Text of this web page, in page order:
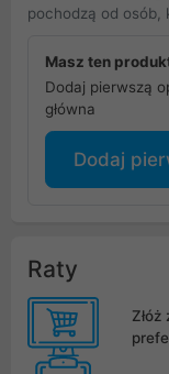
pochodzą od osób,
Masz ten
Dodaj pierwszą
główna
Dodaj
Raty